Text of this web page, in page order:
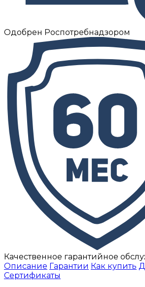
Одобрен Роспотребнадзором
Качественное гарантийное
Описание Гарантии Как купить
Сертификаты